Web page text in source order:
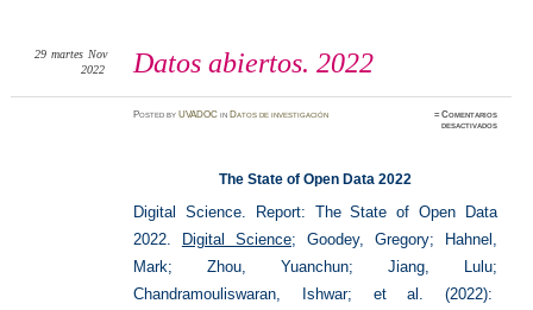
Datos abiertos. 2022
29 martes Nov
2022
PostedbyUVADOC in Datos de investigación ≈Comentarios
desactivadosen
The State of Open Data 2022
Digital Science. Report: The State of Open Data
2022.
Digital Science; Goodey, Gregory; Hahnel,
Mark; Zhou, Yuanchun; Jiang, Lulu;
Chandramouliswaran, Ishwar; et al. (2022):